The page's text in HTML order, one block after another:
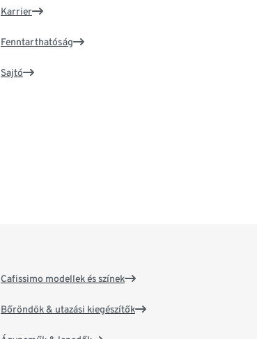
Karrier
Fenntarthatóság
Sajtó
Cafissimo modellek és színek
Bőröndök & utazási kiegészítők